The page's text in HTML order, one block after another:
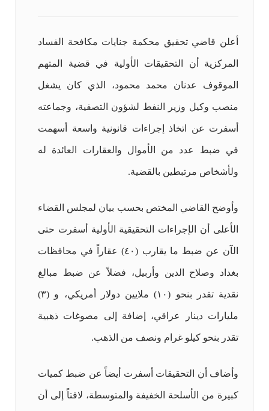
أعلن قاضي تحقيق محكمة جنايات مكافحة الفساد
المركزية أن التحقيقات الأولية في قضية المتهم
الموقوف عدنان محمد محمود، الذي كان يشغل
منصب وكيل وزير النفط لشؤون التصفية، وجماعته
أسفرت عن اتخاذ إجراءات قانونية واسعة أسهمت
في ضبط عدد من الأموال والعقارات العائدة له
ولأشخاص مرتبطين بالقضية.
وأوضح القاضي المختص بحسب بيان لمجلس القضاء
الأعلى أن الإجراءات التحقيقية الأولية أسفرت حتى
الآن عن ضبط ما يقارب (٤٠) عقاراً في محافظات
بغداد وصلاح الدين وأربيل، فضلاً عن ضبط مبالغ
نقدية تقدر بنحو (١٠) ملايين دولار أمريكي، و (٣)
مليارات دينار عراقي، إضافة إلى مصوغات ذهبية
تقدر بنحو كيلو غرام ونصف من الذهب.
وأضاف أن التحقيقات أسفرت أيضاً عن ضبط كميات
كبيرة من الأسلحة الخفيفة والمتوسطة، لافتاً إلى أن